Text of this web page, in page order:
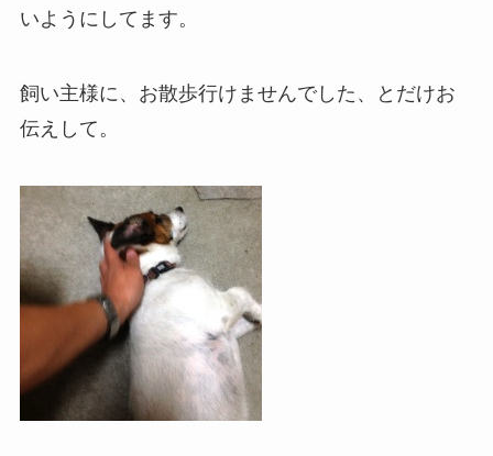
いようにしてます。
飼い主様に、お散歩行けませんでした、とだけお
伝えして。